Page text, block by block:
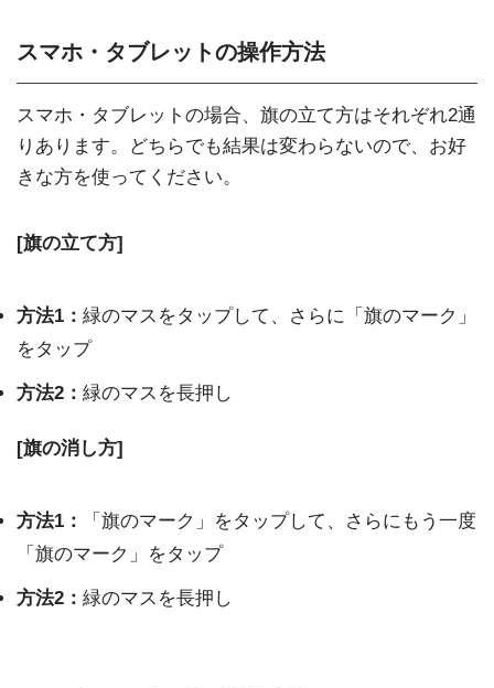
スマホ・タブレットの操作方法
スマホ・タブレットの場合、旗の立て方はそれぞれ2通
りあります。どちらでも結果は変わらないので、お好
きな方を使ってください。
[旗の立て方]
方法1： 緑のマスをタップして、さらに「旗のマーク」
をタップ
方法2： 緑のマスを長押し
[旗の消し方]
方法1：
「旗のマーク」をタップして、さらにもう一度
「旗のマーク」をタップ
方法2： 緑のマスを長押し